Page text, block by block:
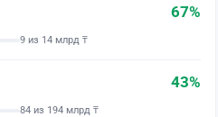
67%
9 из 14 млрд ₸
43%
84 из 194 млрд ₸